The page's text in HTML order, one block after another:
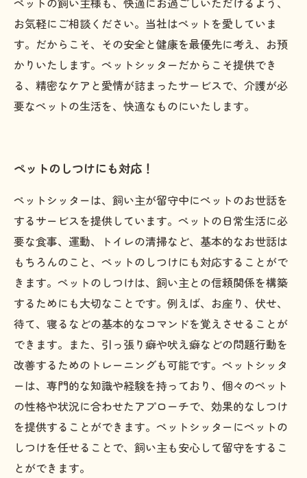
お気軽にご相談ください。当社はペットを愛していま
す。だからこそ、その安全と健康を最優先に考え、お預
かりいたします。ペットシッターだからこそ提供でき
る、精密なケアと愛情が詰まったサービスで、介護が必
要なペットの生活を、快適なものにいたします。
ペットのしつけにも対応！
ペットシッターは、飼い主が留守中にペットのお世話を
するサービスを提供しています。ペットの日常生活に必
要な食事、運動、トイレの清掃など、基本的なお世話は
もちろんのこと、ペットのしつけにも対応することがで
きます。ペットのしつけは、飼い主との信頼関係を構築
するためにも大切なことです。例えば、お座り、伏せ、
待て、寝るなどの基本的なコマンドを覚えさせることが
できます。また、引っ張り癖や吠え癖などの問題行動を
改善するためのトレーニングも可能です。ペットシッタ
ーは、専門的な知識や経験を持っており、個々のペット
の性格や状況に合わせたアプローチで、効果的なしつけ
を提供することができます。ペットシッターにペットの
しつけを任せることで、飼い主も安心して留守をするこ
とができます。